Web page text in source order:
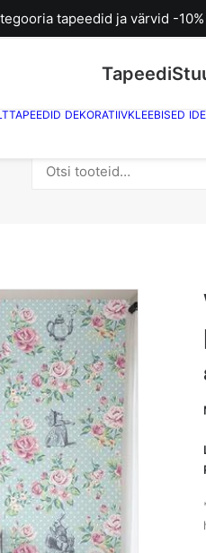
tapeedid ja värvid -
DEKORATIIVKLEEBISED